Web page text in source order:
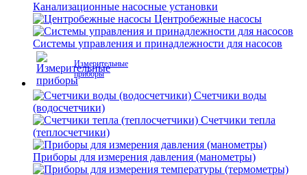
Канализационные насосные установки
Центробежные насосы
Системы управления и принадлежности для насосов
Измерительные
приборы
Счетчики воды
(водосчетчики)
Счетчики тепла
(теплосчетчики)
Приборы для измерения давления (манометры)